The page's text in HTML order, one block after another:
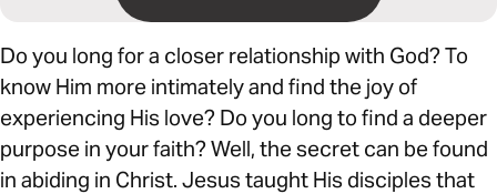
Do you long for a closer relationship with God? To
know Him more intimately and find the joy of
experiencing His love? Do you long to find a deeper
purpose in your faith? Well, the secret can be found
in abiding in Christ. Jesus taught His disciples that